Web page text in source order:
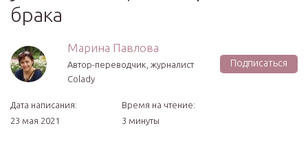
брака
Марина Павлова
Автор-переводчик, журналист
Colady
Подписаться
Дата написания:
23 мая 2021
Время на чтение:
3 минуты